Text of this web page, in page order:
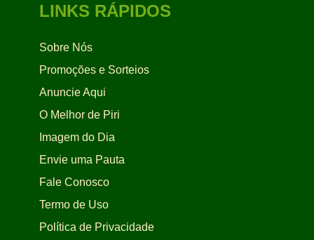
LINKS RÁPIDOS
Sobre Nós
Promoções e Sorteios
Anuncie Aqui
O Melhor de Piri
Imagem do Dia
Envie uma Pauta
Fale Conosco
Termo de Uso
Política de Privacidade